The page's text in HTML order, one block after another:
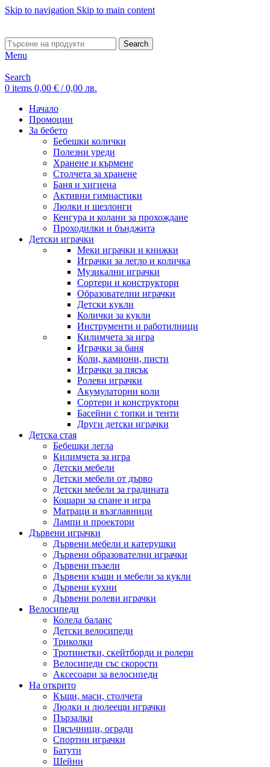
Skip to navigation Skip to main content
Search
Menu
Search
0 items 0,00 € / 0,00 лв.
Начало
Промоции
За бебето
Бебешки колички
Полезни уреди
Хранене и кърмене
Столчета за хранене
Баня и хигиена
Активни гимнастики
Люлки и шезлонги
Кенгура и колани за прохождане
Проходилки и бънджита
Детски играчки
Меки играчки и книжки
Играчки за легло и количка
Музикални играчки
Сортери и конструктори
Образователни играчки
Детски кукли
Колички за кукли
Инструменти и работилници
Килимчета за игра
Играчки за баня
Коли, камиони, писти
Играчки за пясък
Ролеви играчки
Акумулаторни коли
Сортери и конструктори
Басейни с топки и тенти
Други детски играчки
Детска стая
Бебешки легла
Килимчета за игра
Детски мебели
Детски мебели от дърво
Детски мебели за градината
Кошари за спане и игра
Матраци и възглавници
Лампи и проектори
Дървени играчки
Дървени мебели и катерушки
Дървени образователни играчки
Дървени пъзели
Дървени къщи и мебели за кукли
Дървени кухни
Дървени ролеви играчки
Велосипеди
Колела баланс
Детски велосипеди
Триколки
Тротинетки, скейтборди и ролери
Велосипеди със скорости
Аксесоари за велосипеди
На открито
Къщи, маси, столчета
Люлки и люлеещи играчки
Пързалки
Пясъчници, огради
Спортни играчки
Батути
Шейни